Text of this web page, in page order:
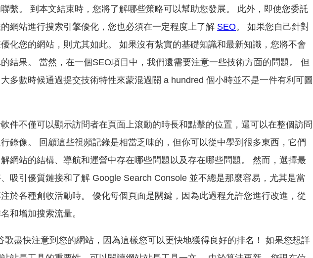
繫。 到本文結束時，您將了解哪些策略可以幫助您發展。 此外，即使您委託
網站進行搜索引擎優化，您也必須在一定程度上了解 SEO 。 如果您自己針對
化您的網站，則尤其如此。 如果沒有紮實的基礎知識和最新知識，您將不會
結果。 當然，在一個SEO項目中，我們還需要注意一些技術方面的問題。 但
多數時候通過提交技術特性來蒙混過關 a hundred 個小時並不是一件有利可圖
件不僅可以顯示訪問者在頁面上滾動的時長和點擊的位置，還可以在整個訪問
錄像。 回顧這些視頻記錄是相當乏味的，但你可以從中學到很多東西，它們
網站的結構、導航和運營中存在哪些問題以及存在哪些問題。 然而，選擇最
吸引優質鏈接和了解 Google Search Console 並不總是那麼容易，尤其是當
於各種創收活動時。 優化每個頁面是關鍵，因為此過程允許您進行改進，從
和增加搜索流量。
歌盡快注意到您的網站，因為這樣您可以更快地獲得良好的排名！ 如果您想詳